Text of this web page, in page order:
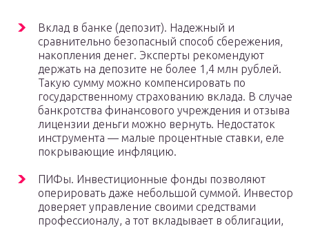
Вклад в банке (депозит). Надежный и
сравнительно безопасный способ сбережения,
накопления денег. Эксперты рекомендуют
держать на депозите не более 1,4 млн рублей.
Такую сумму можно компенсировать по
государственному страхованию вклада. В случае
банкротства финансового учреждения и отзыва
лицензии деньги можно вернуть. Недостаток
инструмента — малые процентные ставки, еле
покрывающие инфляцию.
ПИФы. Инвестиционные фонды позволяют
оперировать даже небольшой суммой. Инвестор
доверяет управление своими средствами
профессионалу, а тот вкладывает в облигации,